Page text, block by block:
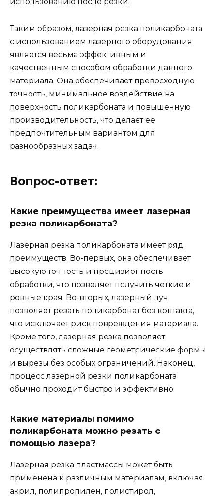
использованию после резки.
Таким образом, лазерная резка поликарбоната
с использованием лазерного оборудования
является весьма эффективным и
качественным способом обработки данного
материала. Она обеспечивает превосходную
точность, минимальное воздействие на
поверхность поликарбоната и повышенную
производительность, что делает ее
предпочтительным вариантом для
разнообразных задач.
Вопрос-ответ:
Какие преимущества имеет лазерная
резка поликарбоната?
Лазерная резка поликарбоната имеет ряд
преимуществ. Во-первых, она обеспечивает
высокую точность и прецизионность
обработки, что позволяет получить четкие и
ровные края. Во-вторых, лазерный луч
позволяет резать поликарбонат без контакта,
что исключает риск повреждения материала.
Кроме того, лазерная резка позволяет
осуществлять сложные геометрические формы
и вырезы без особых ограничений. Наконец,
процесс лазерной резки поликарбоната
обычно проходит быстро и эффективно.
Какие материалы помимо
поликарбоната можно резать с
помощью лазера?
Лазерная резка пластмассы может быть
применена к различным материалам, включая
акрил, полипропилен, полистирол,